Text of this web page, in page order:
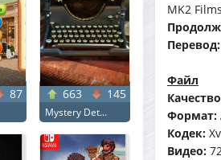
87 663 145
Mystery Det...
MK2
Перевод:
Файл
Формат:
Кодек:
Видео: